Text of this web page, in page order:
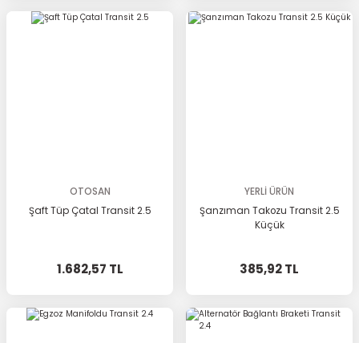
OTOSAN
Şaft Tüp Çatal Transit 2.5
1.682,57 TL
YERLİ ÜRÜN
Şanzıman Takozu Transit 2.5
Küçük
385,92 TL